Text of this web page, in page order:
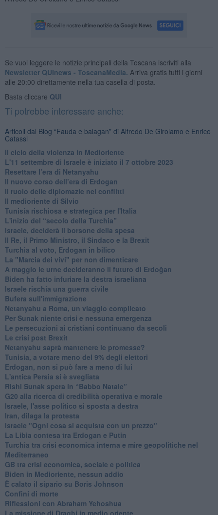
Se vuoi leggere le notizie principali della Toscana iscriviti alla
Newsletter QUInews - ToscanaMedia. Arriva gratis tutti i giorni
alle 20:00 direttamente nella tua casella di posta.
Basta cliccare QUI
Ti potrebbe interessare anche:
Articoli dal Blog “Fauda e balagan” di Alfredo De Girolamo e Enrico
Catassi
Il ciclo della violenza in Medioriente
L'11 settembre di Israele è iniziato il 7 ottobre 2023
Resettare l’era di Netanyahu
​Il nuovo corso dell’era di Erdogan
Il ruolo delle diplomazie nei conflitti
Il medioriente di Silvio
Tunisia rischiosa e strategica per l'Italia
L'inizio del “secolo della Turchia”
Israele, deciderà il borsone della spesa
Il Re, il Primo Ministro, il Sindaco e la Brexit
Turchia al voto, Erdogan in bilico
La "Marcia dei vivi" per non dimenticare
A maggio le urne decideranno il futuro di Erdoğan
Biden ha fatto infuriare la destra israeliana
Israele rischia una guerra civile
Bufera sull'immigrazione
Netanyahu a Roma, un viaggio complicato
Per Sunak niente crisi e nessuna emergenza
Le persecuzioni ai cristiani continuano da secoli
Le crisi post Brexit
Netanyahu saprà mantenere le promesse?
Tunisia, a votare meno del 9% degli elettori
Erdogan, non si può fare a meno di lui
L'antica Persia si è svegliata
Rishi Sunak spera in “Babbo Natale”
G20 alla ricerca di credibilità operativa e morale
Israele, l'asse politico si sposta a destra
Iran, dilaga la protesta
Israele "Ogni cosa si acquista con un prezzo"
La Libia contesa tra Erdogan e Putin
Turchia tra crisi economica interna e mire geopolitiche nel
Mediterraneo
GB tra crisi economica, sociale e politica
Biden in Medioriente, nessun addio
È calato il sipario su Boris Johnson
Confini di morte
Riflessioni con Abraham Yehoshua
La missione di Draghi in medio oriente